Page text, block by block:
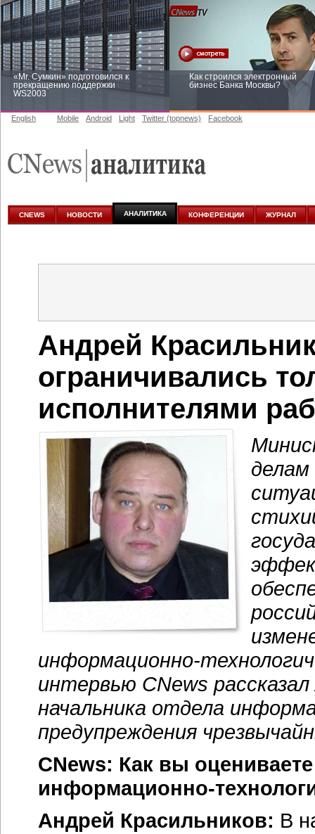
«Mr. Сумкин» подготовился к
прекращению поддержки
WS2003
Как строился электронный
бизнес Банка Москвы?
аналитике
English Mobile Android Light Twitter (topnews) Facebook
CNEWS НОВОСТИ АНАЛИТИКА КОНФЕРЕНЦИИ ЖУРНАЛ
Андрей
ограничивались
исполнителями
делам
информационно-
интервью CNews
начальника отдела
предупреждения
CNews: Как вы
информационно-
Андрей Красильников: В